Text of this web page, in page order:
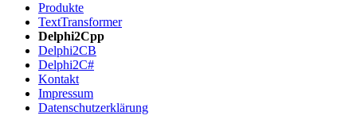
Produkte
TextTransformer
Delphi2Cpp
Delphi2CB
Delphi2C#
Kontakt
Impressum
Datenschutzerklärung